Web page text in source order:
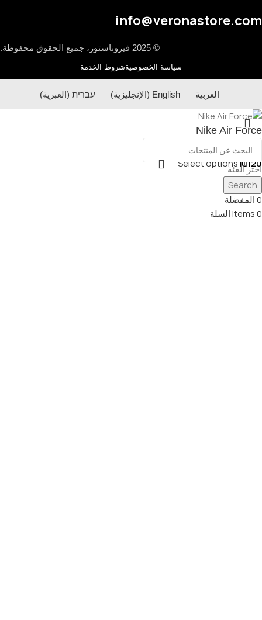
info@veronastore.com
© 2025 فيروناستور، جميع الحقوق محفوظة.
سياسة الخصوصيةشروط الخدمة
العربية English
(الإنجليزية) עברית (العبرية)
اختر الفئة
Search
Nike Air Force
₪120
Select options
القائمة
0المفضلة
0
itemsالسلة